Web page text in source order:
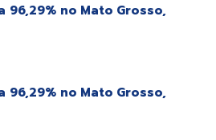
96,29% no Mato Grosso,
96,29% no Mato Grosso,